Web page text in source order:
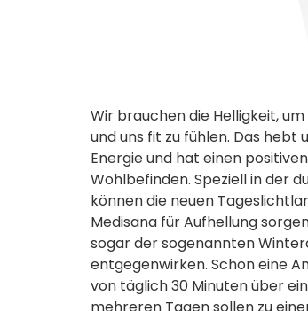
Wir brauchen die Helligkeit,
und uns fit zu fühlen. Das hebt
Energie und hat einen
Wohlbefinden. Speziell in der
können die neuen
Medisana für Aufhellung
sogar der sogenannten
entgegenwirken. Schon eine
von täglich 30 Minuten über